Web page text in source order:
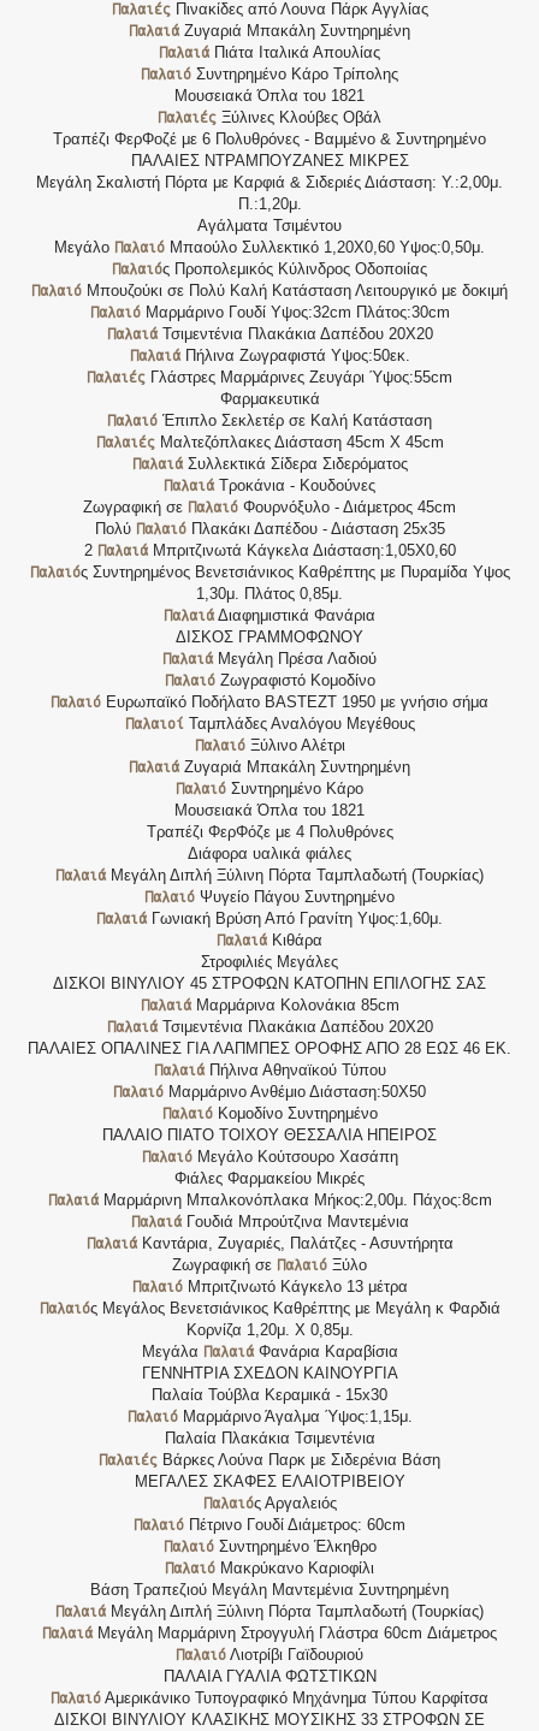
ΠαλαιέςΠινακίδες από Λουνα Πάρκ Αγγλίας
Παλαιά Ζυγαριά Μπακάλη Συντηρημένη
Παλαιά Πιάτα Ιταλικά Απουλίας
Παλαιό Συντηρημένο Κάρο Τρίπολης
Μουσειακά Όπλα του 1821
Παλαιές Ξύλινες Κλούβες Οβάλ
Τραπέζι ΦερΦοζέ με 6 Πολυθρόνες - Βαμμένο & Συντηρημένο
ΠΑΛΑΙΕΣ ΝΤΡΑΜΠΟΥΖΑΝΕΣ ΜΙΚΡΕΣ
Μεγάλη Σκαλιστή Πόρτα με Καρφιά & Σιδεριές Διάσταση: Υ.:2,00μ.
Π.:1,20μ.
Αγάλματα Τσιμέντου
Μεγάλο Παλαιό Μπαούλο Συλλεκτικό 1,20Χ0,60 Υψος:0,50μ.
Παλαιός Προπολεμικός Κύλινδρος Οδοποιίας
Παλαιό Μπουζούκι σε Πολύ Καλή Κατάσταση Λειτουργικό με δοκιμή
ΠαλαιόΜαρμάρινο Γουδί Υψος:32cm Πλάτος:30cm
ΠαλαιάΤσιμεντένια Πλακάκια Δαπέδου 20Χ20
ΠαλαιάΠήλινα Ζωγραφιστά Υψος:50εκ.
Παλαιές Γλάστρες Μαρμάρινες Ζευγάρι Ύψος:55cm
Φαρμακευτικά
Παλαιό Έπιπλο Σεκλετέρ σε Καλή Κατάσταση
ΠαλαιέςΜαλτεζόπλακες Διάσταση 45cm X 45cm
ΠαλαιάΣυλλεκτικά Σίδερα Σιδερόματος
Παλαιά Τροκάνια - Κουδούνες
Ζωγραφική σε Παλαιό Φουρνόξυλο - Διάμετρος 45cm
Πολύ ΠαλαιόΠλακάκι Δαπέδου - Διάσταση 25x35
2 ΠαλαιάΜπριτζινωτά Κάγκελα Διάσταση:1,05Χ0,60
Παλαιός Συντηρημένος Βενετσιάνικος Καθρέπτης με Πυραμίδα Υψος
1,30μ. Πλάτος 0,85μ.
Παλαιά Διαφημιστικά Φανάρια
ΔΙΣΚΟΣ ΓΡΑΜΜΟΦΩΝΟΥ
Παλαιά Μεγάλη Πρέσα Λαδιού
ΠαλαιόΖωγραφιστό Κομοδίνο
Παλαιό Ευρωπαϊκό Ποδήλατο BASTEZT 1950 με γνήσιο σήμα
ΠαλαιοίΤαμπλάδες Αναλόγου Μεγέθους
ΠαλαιόΞύλινο Αλέτρι
Παλαιά Ζυγαριά Μπακάλη Συντηρημένη
Παλαιό Συντηρημένο Κάρο
Μουσειακά Όπλα του 1821
Τραπέζι ΦερΦόζε με 4 Πολυθρόνες
Διάφορα υαλικά φιάλες
Παλαιά Μεγάλη Διπλή Ξύλινη Πόρτα Ταμπλαδωτή (Τουρκίας)
Παλαιό Ψυγείο Πάγου Συντηρημένο
Παλαιά Γωνιακή Βρύση Από Γρανίτη Υψος:1,60μ.
Παλαιά Κιθάρα
Στροφιλιές Μεγάλες
ΔΙΣΚΟΙ ΒΙΝΥΛΙΟΥ 45 ΣΤΡΟΦΩΝ ΚΑΤΟΠΗΝ ΕΠΙΛΟΓΗΣ ΣΑΣ
ΠαλαιάΜαρμάρινα Κολονάκια 85cm
ΠαλαιάΤσιμεντένια Πλακάκια Δαπέδου 20Χ20
ΠΑΛΑΙΕΣ ΟΠΑΛΙΝΕΣ ΓΙΑ ΛΑΠΜΠΕΣ ΟΡΟΦΗΣ ΑΠΟ 28 ΕΩΣ 46 ΕΚ.
ΠαλαιάΠήλινα Αθηναϊκού Τύπου
Παλαιό Μαρμάρινο Ανθέμιο Διάσταση:50Χ50
ΠαλαιόΚομοδίνο Συντηρημένο
ΠΑΛΑΙΟ ΠΙΑΤΟ ΤΟΙΧΟΥ ΘΕΣΣΑΛΙΑ ΗΠΕΙΡΟΣ
ΠαλαιόΜεγάλο Κούτσουρο Χασάπη
Φιάλες Φαρμακείου Μικρές
ΠαλαιάΜαρμάρινη Μπαλκονόπλακα Μήκος:2,00μ. Πάχος:8cm
ΠαλαιάΓουδιά Μπρούτζινα Μαντεμένια
ΠαλαιάΚαντάρια, Ζυγαριές, Παλάτζες - Ασυντήρητα
Ζωγραφική σε Παλαιό Ξύλο
ΠαλαιόΜπριτζινωτό Κάγκελο 13 μέτρα
Παλαιός Μεγάλος Βενετσιάνικος Καθρέπτης με Μεγάλη κ Φαρδιά
Κορνίζα 1,20μ. Χ 0,85μ.
Μεγάλα ΠαλαιάΦανάρια Καραβίσια
ΓΕΝΝΗΤΡΙΑ ΣΧΕΔΟΝ ΚΑΙΝΟΥΡΓΙΑ
Παλαία Τούβλα Κεραμικά - 15x30
ΠαλαιόΜαρμάρινο Άγαλμα Ύψος:1,15μ.
Παλαία Πλακάκια Τσιμεντένια
Παλαιές Βάρκες Λούνα Παρκ με Σιδερένια Βάση
ΜΕΓΑΛΕΣ ΣΚΑΦΕΣ ΕΛΑΙΟΤΡΙΒΕΙΟΥ
Παλαιός Αργαλειός
Παλαιό Πέτρινο Γουδί Διάμετρος: 60cm
ΠαλαιόΣυντηρημένο Έλκηθρο
Παλαιό Μακρύκανο Καριοφίλι
Βάση Τραπεζιού Μεγάλη Μαντεμένια Συντηρημένη
Παλαιά Μεγάλη Διπλή Ξύλινη Πόρτα Ταμπλαδωτή (Τουρκίας)
Παλαιά Μεγάλη Μαρμάρινη Στρογγυλή Γλάστρα 60cm Διάμετρος
Παλαιό Λιοτρίβι Γαϊδουριού
ΠΑΛΑΙΑ ΓΥΑΛΙΑ ΦΩΤΣΤΙΚΩΝ
Παλαιό Αμερικάνικο Τυπογραφικό Μηχάνημα Τύπου Καρφίτσα
ΔΙΣΚΟΙ ΒΙΝΥΛΙΟΥ ΚΛΑΣΙΚΗΣ ΜΟΥΣΙΚΗΣ 33 ΣΤΡΟΦΩΝ ΣΕ